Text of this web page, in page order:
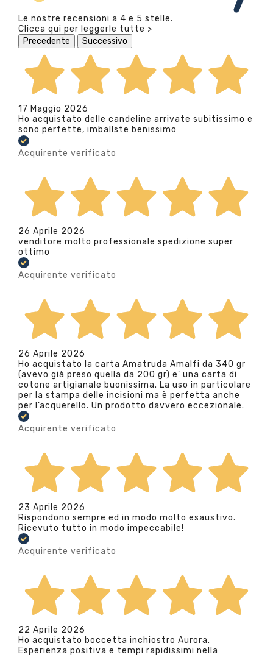
Le nostre recensioni a 4 e 5 stelle.
Clicca qui per leggerle tutte >
Precedente
Successivo
17 Maggio 2026
Ho acquistato delle candeline arrivate subitissimo e
sono perfette, imballste benissimo
Acquirente verificato
26 Aprile 2026
venditore molto professionale spedizione super
ottimo
Acquirente verificato
26 Aprile 2026
Ho acquistato la carta Amatruda Amalfi da 340 gr
(avevo già preso quella da 200 gr) e’ una carta di
cotone artigianale buonissima. La uso in particolare
per la stampa delle incisioni ma è perfetta anche
per l’acquerello. Un prodotto davvero eccezionale.
Acquirente verificato
23 Aprile 2026
Rispondono sempre ed in modo molto esaustivo.
Ricevuto tutto in modo impeccabile!
Acquirente verificato
22 Aprile 2026
Ho acquistato boccetta inchiostro Aurora.
Esperienza positiva e tempi rapidissimi nella